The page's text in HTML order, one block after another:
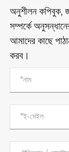
অনুশীলন কপিবুক,
সম্পর্কে
আমাদের কাছে
করব।